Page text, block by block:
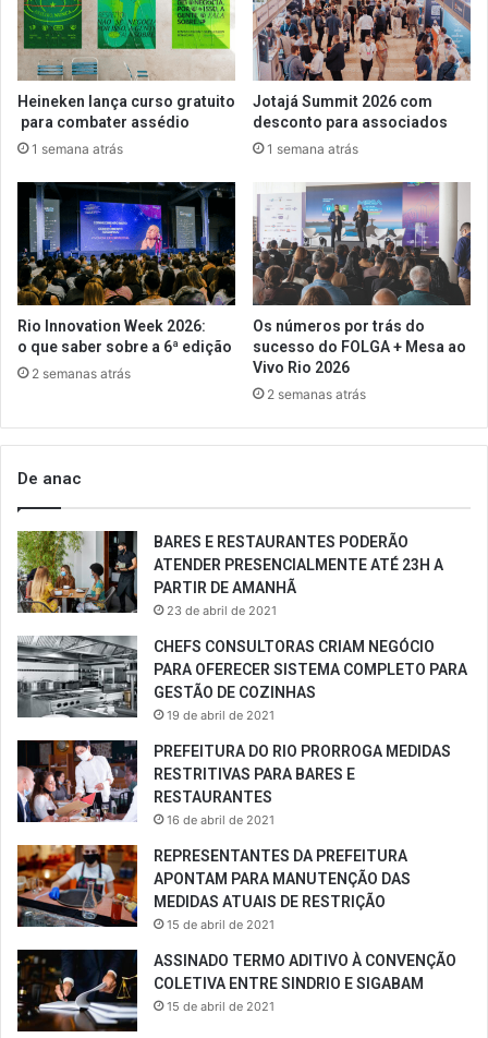
Heineken lança curso gratuito
para combater assédio
1 semana atrás
Jotajá Summit 2026 com
desconto para associados
1 semana atrás
Rio Innovation Week 2026:
o que saber sobre a 6ª edição
2 semanas atrás
Os números por trás do
sucesso do FOLGA + Mesa ao
Vivo Rio 2026
2 semanas atrás
De anac
BARES E RESTAURANTES PODERÃO
ATENDER PRESENCIALMENTE ATÉ 23H A
PARTIR DE AMANHÃ
23 de abril de 2021
CHEFS CONSULTORAS CRIAM NEGÓCIO
PARA OFERECER SISTEMA COMPLETO PARA
GESTÃO DE COZINHAS
19 de abril de 2021
PREFEITURA DO RIO PRORROGA MEDIDAS
RESTRITIVAS PARA BARES E
RESTAURANTES
16 de abril de 2021
REPRESENTANTES DA PREFEITURA
APONTAM PARA MANUTENÇÃO DAS
MEDIDAS ATUAIS DE RESTRIÇÃO
15 de abril de 2021
ASSINADO TERMO ADITIVO À CONVENÇÃO
COLETIVA ENTRE SINDRIO E SIGABAM
15 de abril de 2021